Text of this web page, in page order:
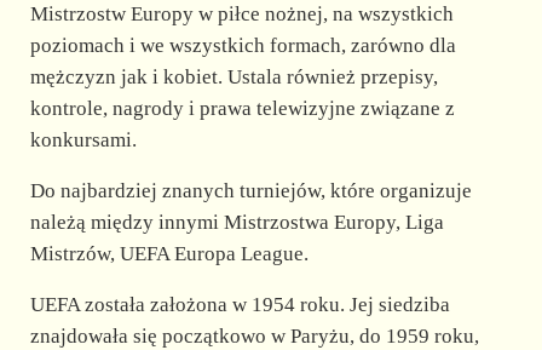
Mistrzostw Europy w piłce nożnej, na wszystkich
poziomach i we wszystkich formach, zarówno dla
mężczyzn jak i kobiet. Ustala również przepisy,
kontrole, nagrody i prawa telewizyjne związane z
konkursami.
Do najbardziej znanych turniejów, które organizuje
należą między innymi Mistrzostwa Europy, Liga
Mistrzów, UEFA Europa League.
UEFA została założona w 1954 roku. Jej siedziba
znajdowała się początkowo w Paryżu, do 1959 roku,